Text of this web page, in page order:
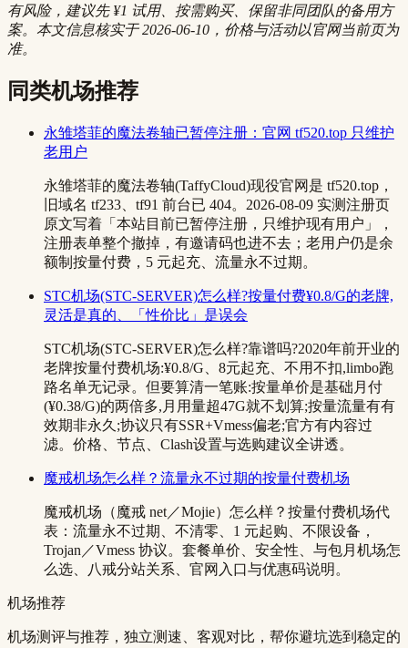
有风险，建议先 ¥1 试用、按需购买、保留非同团队的备用方
案。本文信息核实于 2026-06-10，价格与活动以官网当前页为
准。
同类机场推荐
永雏塔菲的魔法卷轴已暂停注册：官网 tf520.top 只维护
老用户
永雏塔菲的魔法卷轴(TaffyCloud)现役官网是 tf520.top，
旧域名 tf233、tf91 前台已 404。2026-08-09 实测注册页
原文写着「本站目前已暂停注册，只维护现有用户」，
注册表单整个撤掉，有邀请码也进不去；老用户仍是余
额制按量付费，5 元起充、流量永不过期。
STC机场(STC-SERVER)怎么样?按量付费¥0.8/G的老牌,
灵活是真的、「性价比」是误会
STC机场(STC-SERVER)怎么样?靠谱吗?2020年前开业的
老牌按量付费机场:¥0.8/G、8元起充、不用不扣,limbo跑
路名单无记录。但要算清一笔账:按量单价是基础月付
(¥0.38/G)的两倍多,月用量超47G就不划算;按量流量有有
效期非永久;协议只有SSR+Vmess偏老;官方有内容过
滤。价格、节点、Clash设置与选购建议全讲透。
魔戒机场怎么样？流量永不过期的按量付费机场
魔戒机场（魔戒 net／Mojie）怎么样？按量付费机场代
表：流量永不过期、不清零、1 元起购、不限设备，
Trojan／Vmess 协议。套餐单价、安全性、与包月机场怎
么选、八戒分站关系、官网入口与优惠码说明。
机场推荐
机场测评与推荐，独立测速、客观对比，帮你避坑选到稳定的